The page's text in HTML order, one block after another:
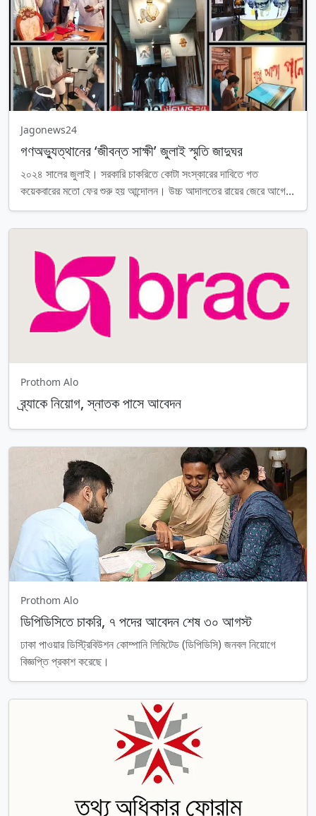
Jagonews24
গণঅভ্যুত্থানের ‘জীবন্ত সাক্ষী’ জুলাই স্মৃতি জাদুঘর
২০২৪ সালের জুলাই। সরকারি চাকরিতে কোটা সংস্কারের দাবিতে গত
কয়েকবারের মতো ফের শুরু হয় আন্দোলন। উচ্চ আদালতের রায়ের জেরে আগে...
Prothom Alo
ব্র্যাকে নিয়োগ, স্নাতক পাসে আবেদন
Prothom Alo
ডিপিডিসিতে চাকরি, ৭ পদের আবেদন শেষ ৩০ আগস্ট
ঢাকা পাওয়ার ডিস্ট্রিবিউশন কোম্পানি লিমিটেড (ডিপিডিসি) জনবল নিয়োগে
বিজ্ঞপ্তি প্রকাশ করেছে।